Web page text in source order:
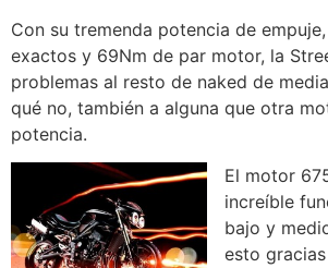
Con su tremenda potencia de
exactos y 69Nm de par motor, la
problemas al resto de naked de
qué no, también a alguna que otra
potencia.
El motor
increíble
bajo y
esto